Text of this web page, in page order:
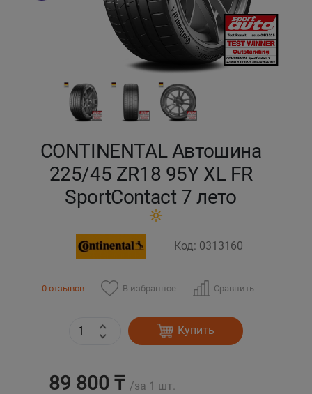
CONTINENTAL Автошина
225/45 ZR18 95Y XL FR
SportContact 7 лето
Код: 0313160
0 отзывов В избранное Сравнить
Купить
89 800 ₸ /за 1 шт.
Кызылорда
Петропавловск
Талдыкорган
Усть-Каменогорск